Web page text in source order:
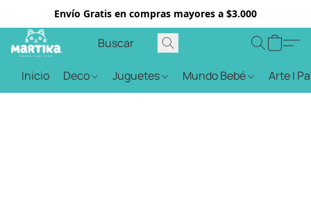
Envío Gratis en compras mayores a $3.000
Inicio Deco Juguetes Mundo Bebé Arte |